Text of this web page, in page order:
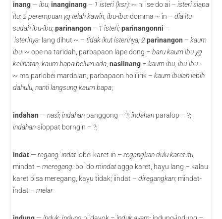
inang — ibu; inanginang – 1 isteri (ksr): ~ ni ise do ai – isteri siapa
itu; 2 perempuan yg telah kawin, ibu-ibu:domma ~ in – dia itu
sudah ibu-ibu;parinangon – 1 isteri;parinangonni –
isterinya: lang dihut ~ – tidak ikut isterinya; 2 parinangon – kaum
ibu: ~ ope na taridah, parbapaon lape dong – baru kaum ibu yg
kelihatan, kaum bapa belum ada; nasiinang – kaum ibu, ibu-ibu:
~ ma parlobei mardalan, parbapaon holi irik – kaum ibulah lebih
dahulu, nanti langsung kaum bapa;
indahan — nasi; indahan panggong – ?; indahan paralop – ?;
indahansioppat borngin – ?;
indat — regang: indatlobei karet in – regangkan dulu karet itu;
mindat – meregang: boi domindataggo karet, hayu lang – kalau
karet bisa meregang, kayu tidak; iindat – diregangkan; mindat-
indat – melar